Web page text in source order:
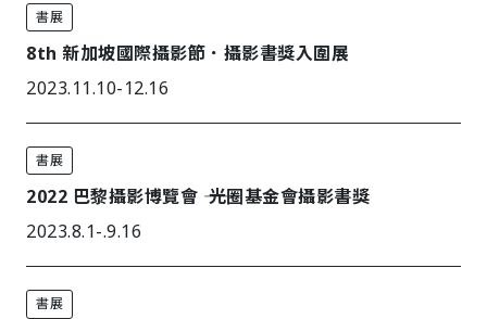
書展
8th 新加坡國際攝影節．攝影書獎入圍展
2023.11.10-12.16
書展
2022 巴黎攝影博覽會 ―― 光圈基金會攝影書獎
2023.8.1-.9.16
書展